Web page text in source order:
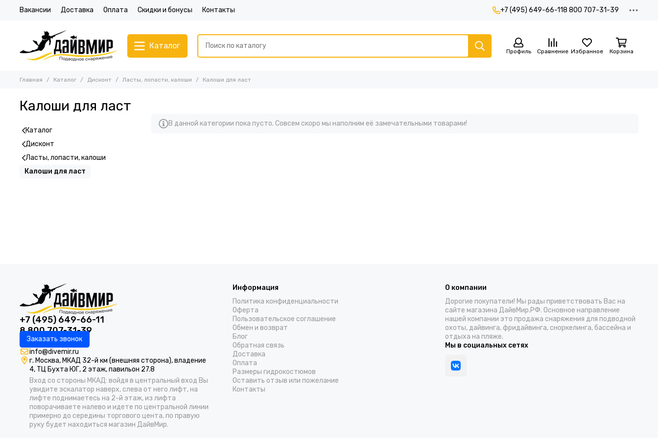
Вакансии Доставка Оплата Скидки и бонусы Контакты +7 (495) 649-66-118 800 707-31-39
Каталог
Профиль Сравнение Избранное Корзина
Главная Каталог Дисконт Ласты, лопасти, калоши Калоши для ласт
Калоши для ласт
В данной категории пока пусто. Совсем скоро мы наполним её замечательными товарами!
Каталог
Дисконт
Ласты, лопасти, калоши
Калоши для ласт
+7 (495) 649-66-11
8 800 707-31-39
Заказать звонок
info@divemir.ru
г. Москва, МКАД 32-й км (внешняя сторона), владение
4, ТЦ Бухта ЮГ, 2 этаж, павильон 27.8
Вход со стороны МКАД: войдя в центральный вход Вы
увидите эскалатор наверх, слева от него лифт, на
лифте поднимаетесь на 2-й этаж, из лифта
поворачиваете налево и идете по центральной линии
примерно до середины торгового цента, по правую
руку будет находиться магазин ДайвМир.
Информация
Политика конфиденциальности
Оферта
Пользовательское соглашение
Обмен и возврат
Блог
Обратная связь
Доставка
Оплата
Размеры гидрокостюмов
Оставить отзыв или пожелание
Контакты
О компании
Дорогие покупатели! Мы рады приветствовать Вас на
сайте магазина ДайвМир.РФ. Основное направление
нашей компании это продажа снаряжения для подводной
охоты, дайвинга, фридайвинга, сноркелинга, бассейна и
отдыха на пляже.
Мы в социальных сетях